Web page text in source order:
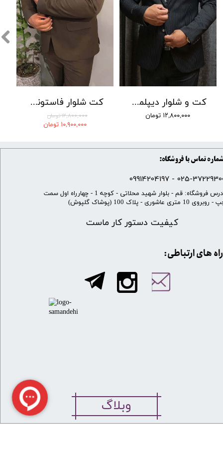
کت شلوار فاستونی سوزنی جامعه 001
۱۲,۸۰۰,۰۰۰ تومان
۱۰,۹۰۰,۰۰۰ تومان
کت و شلوار دیپلمات راه ریز جامعه کد 02
۱۲,۸۰۰,۰۰۰ تومان
شماره تماس با فروشگاه:
025-37229300 -
کیفیت دستور کار ماست
​آدرس فروشگاه: قم - بلوار شهید محلاتی - کوچه 1 - چهارراه اول سمت
10 متری عاشوری - پلاک 100 (پوشاک گلپوش)
​​راه های ارتباطی:
وبلاگ